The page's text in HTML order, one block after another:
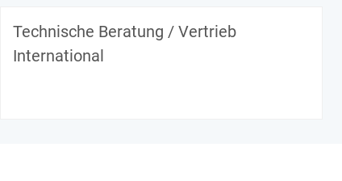
Technische Beratung / Vertrieb
International